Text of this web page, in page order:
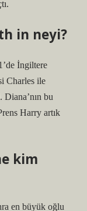
in neyi?
İngiltere
Charles ile
bu
Harry artık
kim
en büyük oğlu